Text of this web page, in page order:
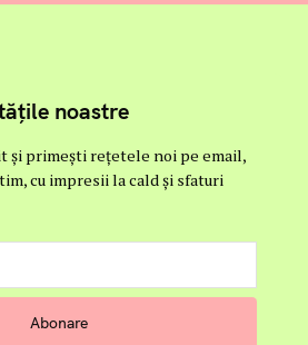
noastre
și primești rețetele noi pe email,
cu impresii la cald și sfaturi